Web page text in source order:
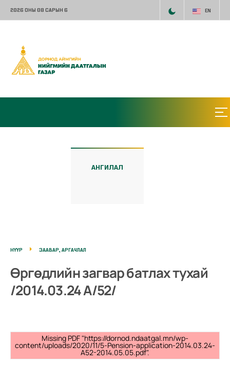
2026 ОНЫ 08 САРЫН 6 EN
АНГИЛАЛ
НҮҮР ЗААВАР, АРГАЧЛАЛ
Өргөдлийн загвар батлах тухай
/2014.03.24 А/52/
Missing PDF "https://dornod.ndaatgal.mn/wp-
content/uploads/2020/11/5-Pension-application-2014.03.24-
A52-2014.05.05.pdf".